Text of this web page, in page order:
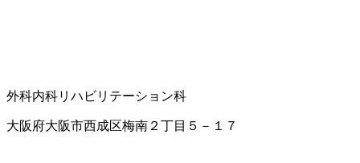
外科内科リハビリテーション科
大阪府大阪市西成区梅南２丁目５－１７